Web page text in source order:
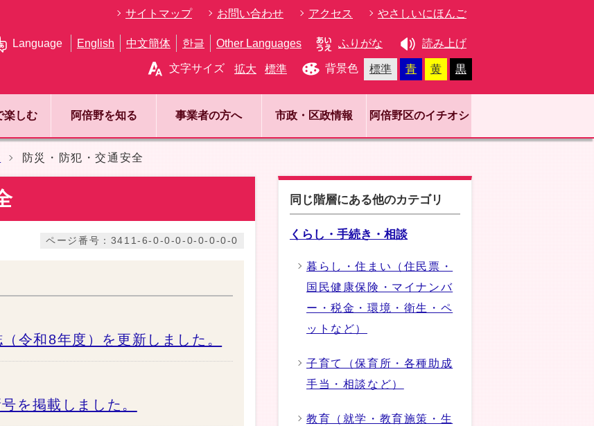
サイトマップ お問い合わせ アクセス やさしいにほんご
Language English 中文簡体 한글 Other Languages ふりがな 読み上げ
文字サイズ 拡大 標準 背景色 標準 青 黄 黒
楽しむ 阿倍野を知る 事業者の方へ 市政・区政情報 阿倍野区のイチオシ
防災・防犯・交通安全
ページ番号：3411-6-0-0-0-0-0-0-0-0
令和8年度）を更新しました。
を掲載しました。
同じ階層にある他のカテゴリ
くらし・手続き・相談
暮らし・住まい（住民票・
国民健康保険・マイナンバ
ー・税金・環境・衛生・ペ
ットなど）
子育て（保育所・各種助成
手当・相談など）
教育（就学・教育施策・生